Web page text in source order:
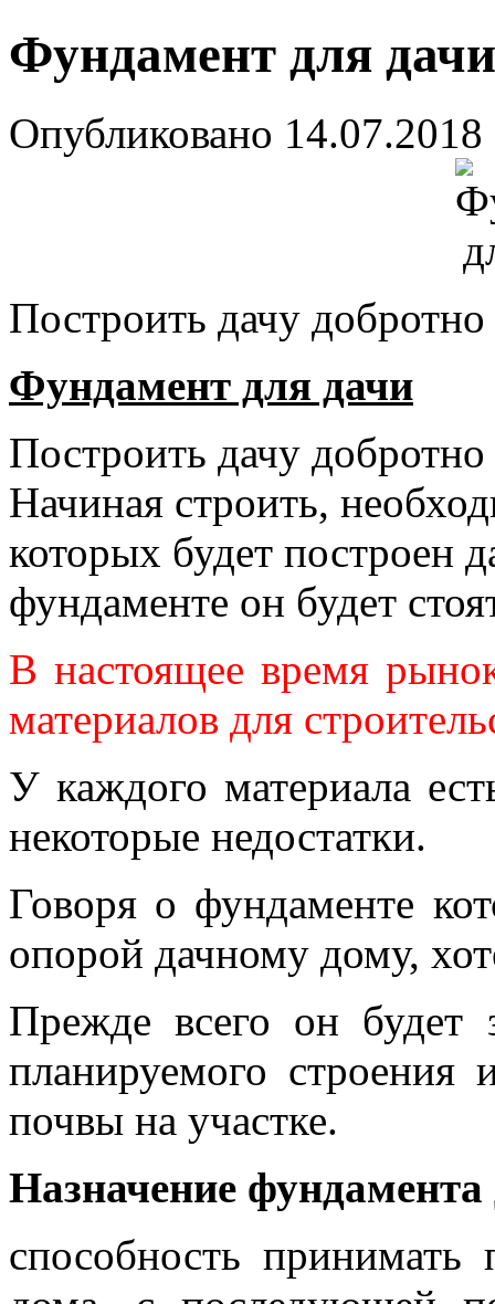
Фундамент для дачи
Опубликовано 14.07.2018
Построить дачу
Фундамент для дачи
Построить дачу
Начиная строить,
которых будет построен
фундаменте он будет
В настоящее время
материалов для
У каждого материала
некоторые недостатки.
Говоря о фундаменте
опорой дачному дому,
Прежде всего он будет
планируемого строения
почвы на участке.
Назначение фундамента
способность принимать